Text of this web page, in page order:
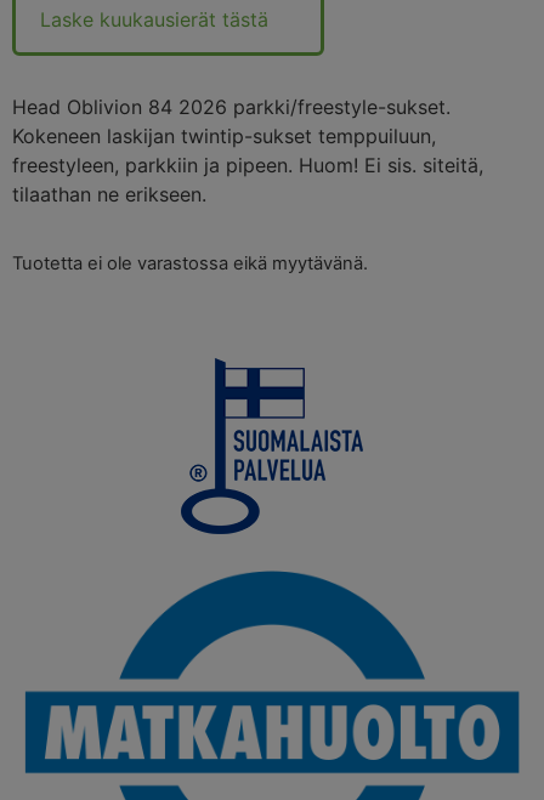
Laske kuukausierät tästä
Head Oblivion 84 2026 parkki/freestyle-sukset.
Kokeneen laskijan twintip-sukset temppuiluun,
freestyleen, parkkiin ja pipeen. Huom! Ei sis. siteitä,
tilaathan ne erikseen.
Tuotetta ei ole varastossa eikä myytävänä.